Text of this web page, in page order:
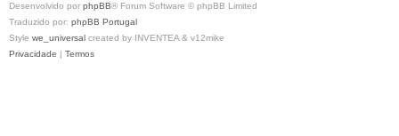
Desenvolvido por phpBB® Forum Software © phpBB Limited
Traduzido por: phpBB Portugal
Style we_universal created by INVENTEA & v12mike
Privacidade | Termos